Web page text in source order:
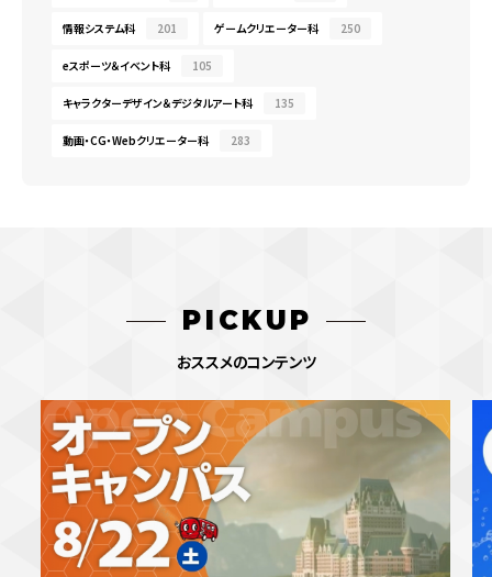
情報システム科 201 ゲームクリエーター科 250
eスポーツ＆イベント科 105
キャラクターデザイン＆デジタルアート科 135
動画・CG・Webクリエーター科 283
PICKUP
おススメのコンテンツ